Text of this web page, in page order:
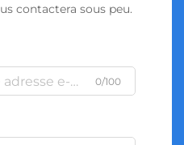
contactera sous peu.
0/100